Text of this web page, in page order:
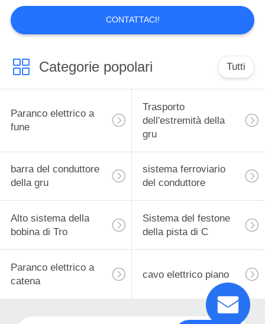
CONTATTACI!
Categorie popolari Tutti
Paranco elettrico a
fune
Trasporto
dell'estremità della
gru
barra del conduttore
della gru
sistema ferroviario
del conduttore
Alto sistema della
bobina di Tro
Sistema del festone
della pista di C
Paranco elettrico a
catena
cavo elettrico piano